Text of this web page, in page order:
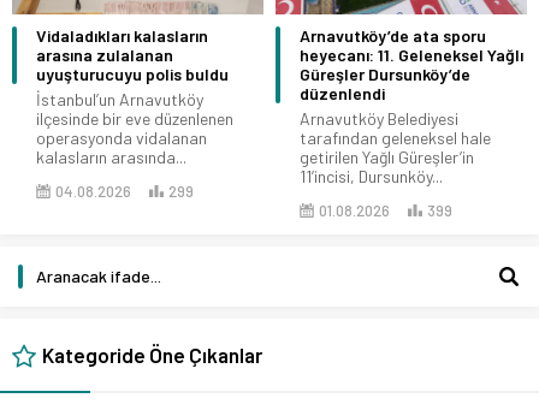
Vidaladıkları kalasların
arasına zulalanan
uyuşturucuyu polis buldu
İstanbul’un Arnavutköy
ilçesinde bir eve düzenlenen
operasyonda vidalanan
kalasların arasında...
04.08.2026 299
Arnavutköy’de ata sporu
heyecanı: 11. Geleneksel Yağlı
Güreşler Dursunköy’de
düzenlendi
Arnavutköy Belediyesi
tarafından geleneksel hale
getirilen Yağlı Güreşler’in
11’incisi, Dursunköy...
01.08.2026 399
Kategoride Öne Çıkanlar